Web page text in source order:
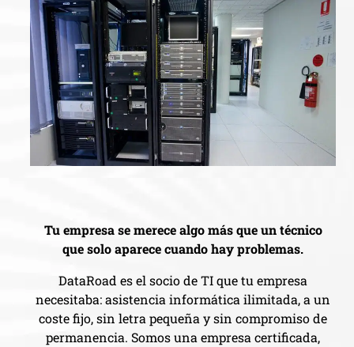
Tu empresa se merece algo más que un técnico
que solo aparece cuando hay problemas.
DataRoad es el socio de TI que tu empresa
necesitaba: asistencia informática ilimitada, a un
coste fijo, sin letra pequeña y sin compromiso de
permanencia. Somos una empresa certificada,